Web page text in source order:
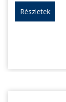
Részletek